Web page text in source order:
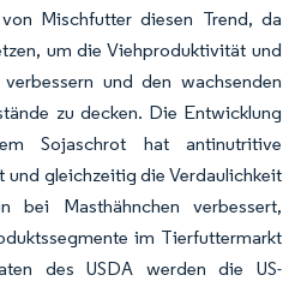
Mischfutter diesen Trend, da
um die Viehproduktivität und
und den wachsenden
zu decken. Die Entwicklung
Sojaschrot hat antinutritive
und gleichzeitig die Verdaulichkeit
bei Masthähnchen verbessert,
im Tierfuttermarkt
des USDA werden die US-